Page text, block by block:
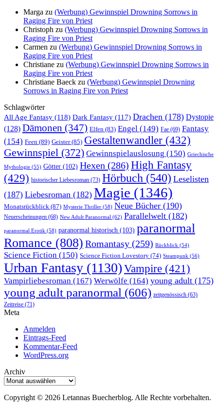
Marga zu (Werbung) Gewinnspiel Drowning Sorrows in
Raging Fire von Priest
Christoph zu (Werbung) Gewinnspiel Drowning Sorrows in
Raging Fire von Priest
Carmen zu (Werbung) Gewinnspiel Drowning Sorrows in
Raging Fire von Priest
Christiane zu (Werbung) Gewinnspiel Drowning Sorrows in
Raging Fire von Priest
Christiane Baeck zu (Werbung) Gewinnspiel Drowning
Sorrows in Raging Fire von Priest
Schlagwörter
All Age Fantasy (118) Dark Fantasy (117) Drachen (178) Dystopie
(128) Dämonen (347) Elfen (83) Engel (149) Fae (69) Fantasy
(154) Feen (89) Geister(85) Gestaltenwandler (432)
Gewinnspiel (372) Gewinnspielauslosung (150) Griechische
Mythologie (55) Götter (102) Hexen (286) High Fantasy
(429) historischer Liebesroman (73) Hörbuch (540) Leselisten
(187) Liebesroman (182) Magie (1346)
Monatsrückblick (87) Mysterie Thriller (58) Neue Bücher (190)
Neuerscheinungen (68) New Adult Paranormal (62) Parallelwelt (182)
paranormal Erotik (58) paranormal historisch (103) paranormal
Romance (808) Romantasy (259) Rückblick (54)
Science Fiction (150) Science Fiction Lovestory (74) Steampunk (56)
Urban Fantasy (1130) Vampire (421)
Vampirliebesroman (167) Werwölfe (164) young adult (175)
young adult paranormal (606) zeitgenössisch (63)
Zeitreise (71)
Meta
Anmelden
Eintrags-Feed
Kommentar-Feed
WordPress.org
Archiv
Archiv
Copyright © 2026 Letannas Buecherblog. Alle Rechte vorbehalten.